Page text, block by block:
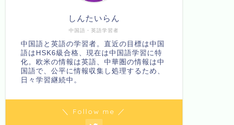
中国語・英語学習者
しんたいらん
中国語と英語の学習者。直近の目標は中国
語はHSK6級合格、現在は中国語学習に特
化。欧米の情報は英語、中華圏の情報は中
国語で、公平に情報収集し処理するため、
日々学習継続中。
＼ Follow me ／